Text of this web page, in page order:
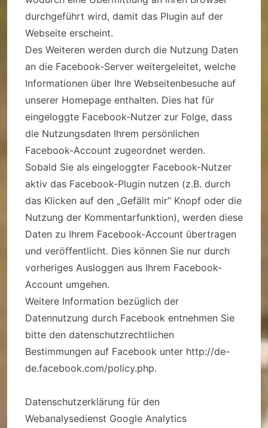
durchgeführt wird, damit das Plugin auf der
Webseite erscheint.
Des Weiteren werden durch die Nutzung Daten
an die Facebook-Server weitergeleitet, welche
Informationen über Ihre Webseitenbesuche auf
unserer Homepage enthalten. Dies hat für
eingeloggte Facebook-Nutzer zur Folge, dass
die Nutzungsdaten Ihrem persönlichen
Facebook-Account zugeordnet werden.
Sobald Sie als eingeloggter Facebook-Nutzer
aktiv das Facebook-Plugin nutzen (z.B. durch
das Klicken auf den „Gefällt mir“ Knopf oder die
Nutzung der Kommentarfunktion), werden diese
Daten zu Ihrem Facebook-Account übertragen
und veröffentlicht. Dies können Sie nur durch
vorheriges Ausloggen aus Ihrem Facebook-
Account umgehen.
Weitere Information bezüglich der
Datennutzung durch Facebook entnehmen Sie
bitte den datenschutzrechtlichen
Bestimmungen auf Facebook unter http://de-
de.facebook.com/policy.php.
Datenschutzerklärung für den
Webanalysedienst Google Analytics